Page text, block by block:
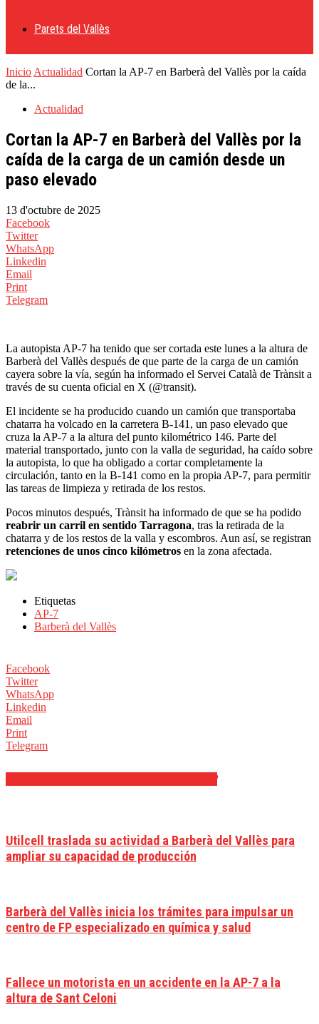
Parets del Vallès
Inicio Actualidad Cortan la AP-7 en Barberà del Vallès por la caída
de la...
Actualidad
Cortan la AP-7 en Barberà del Vallès por la
caída de la carga de un camión desde un
paso elevado
13 d'octubre de 2025
Facebook
Twitter
WhatsApp
Linkedin
Email
Print
Telegram
La autopista AP-7 ha tenido que ser cortada este lunes a la altura de
Barberà del Vallès después de que parte de la carga de un camión
cayera sobre la vía, según ha informado el Servei Català de Trànsit a
través de su cuenta oficial en X (@transit).
El incidente se ha producido cuando un camión que transportaba
chatarra ha volcado en la carretera B-141, un paso elevado que
cruza la AP-7 a la altura del punto kilométrico 146. Parte del
material transportado, junto con la valla de seguridad, ha caído sobre
la autopista, lo que ha obligado a cortar completamente la
circulación, tanto en la B-141 como en la propia AP-7, para permitir
las tareas de limpieza y retirada de los restos.
Pocos minutos después, Trànsit ha informado de que se ha podido
reabrir un carril en sentido Tarragona, tras la retirada de la
chatarra y de los restos de la valla y escombros. Aun así, se registran
retenciones de unos cinco kilómetros en la zona afectada.
Etiquetas
AP-7
Barberà del Vallès
Facebook
Twitter
WhatsApp
Linkedin
Email
Print
Telegram
Utilcell traslada su actividad a Barberà del Vallès para
ampliar su capacidad de producción
Barberà del Vallès inicia los trámites para impulsar un
centro de FP especializado en química y salud
Fallece un motorista en un accidente en la AP-7 a la
altura de Sant Celoni